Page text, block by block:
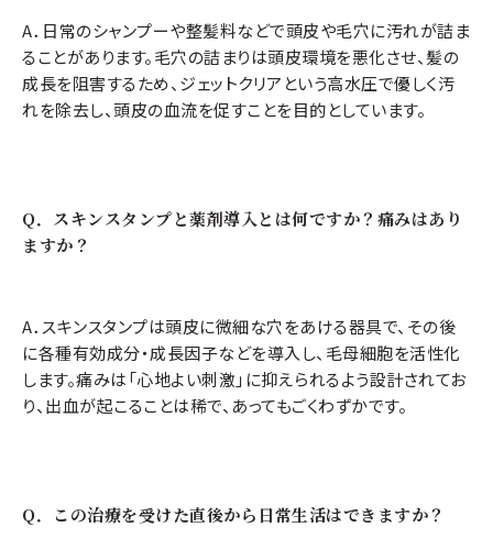
A．日常のシャンプーや整髪料などで頭皮や毛穴に汚れが詰ま
ることがあります。毛穴の詰まりは頭皮環境を悪化させ、髪の
成長を阻害するため、ジェットクリアという高水圧で優しく汚
れを除去し、頭皮の血流を促すことを目的としています。
Q．スキンスタンプと薬剤導入とは何ですか？痛みはあり
ますか？
A．スキンスタンプは頭皮に微細な穴をあける器具で、その後
に各種有効成分・成長因子などを導入し、毛母細胞を活性化
します。痛みは「心地よい刺激」に抑えられるよう設計されてお
り、出血が起こることは稀で、あってもごくわずかです。
Q．この治療を受けた直後から日常生活はできますか？